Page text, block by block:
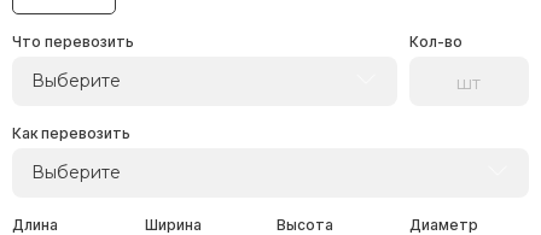
Что перевозить
Выберите
Кол-во
Как перевозить
Выберите
Длина Ширина Высота Диаметр